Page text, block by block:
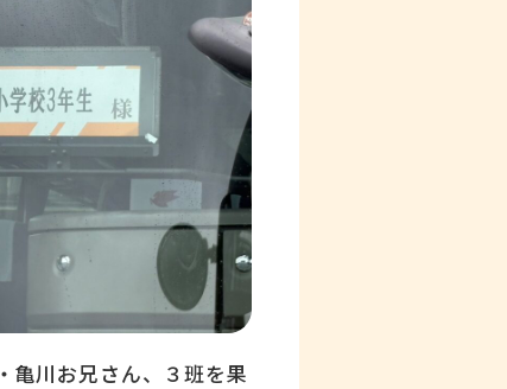
川お兄さん、３班を果